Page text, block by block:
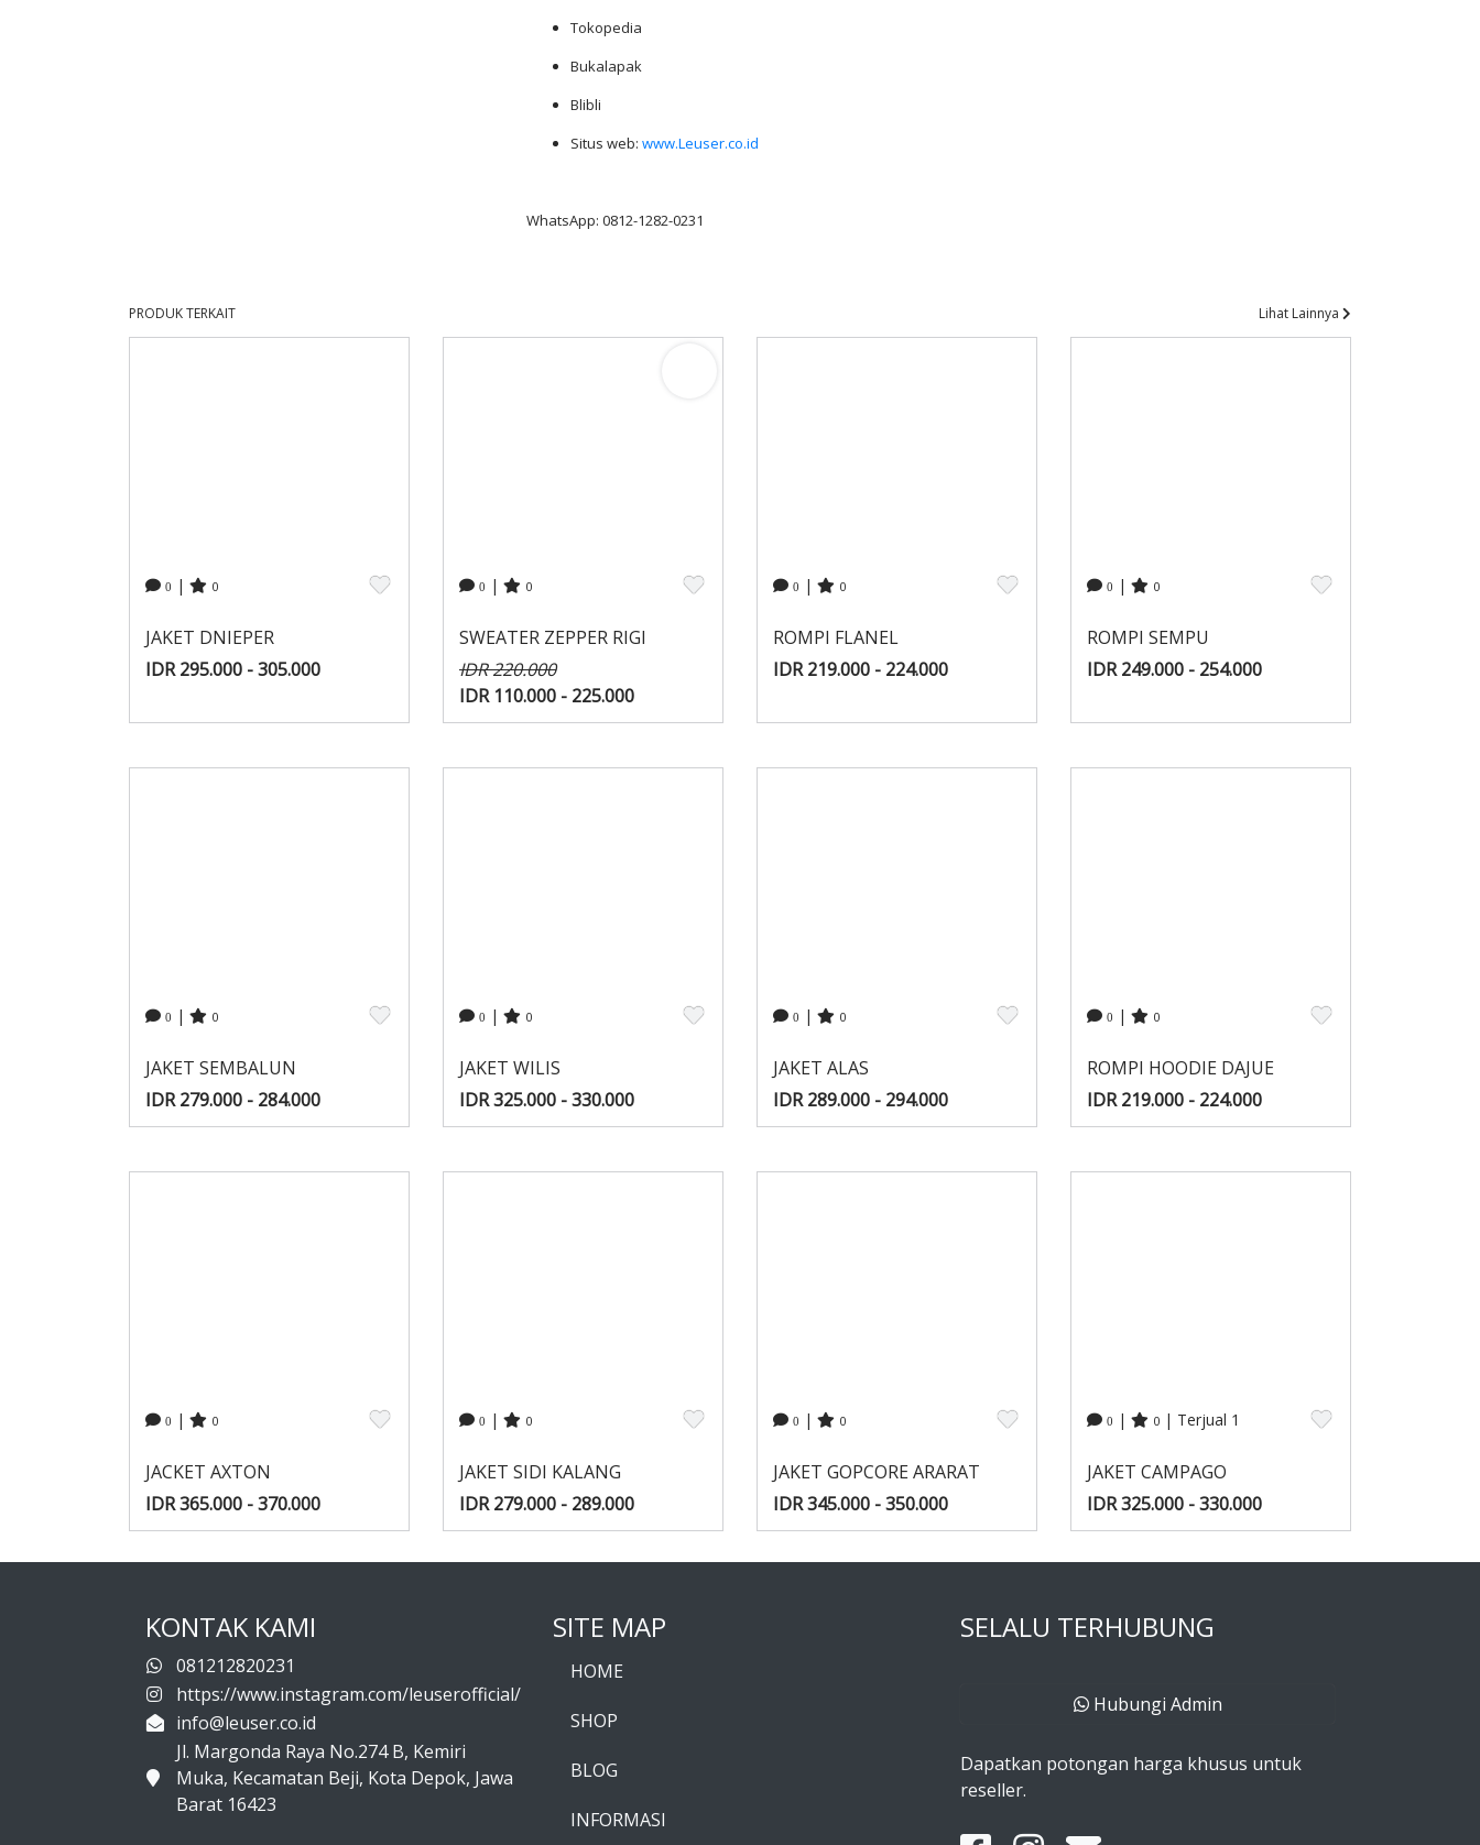
Tokopedia
Bukalapak
Blibli
Situs web: www.Leuser.co.id
WhatsApp: 0812-1282-0231
PRODUK TERKAIT Lihat Lainnya
0 | 0
JAKET DNIEPER
IDR 295.000 - 305.000
0 | 0
SWEATER ZEPPER RIGI
IDR 220.000
IDR 110.000 - 225.000
0 | 0
ROMPI FLANEL
IDR 219.000 - 224.000
0 | 0
ROMPI SEMPU
IDR 249.000 - 254.000
0 | 0
JAKET SEMBALUN
IDR 279.000 - 284.000
0 | 0
JAKET WILIS
IDR 325.000 - 330.000
0 | 0
JAKET ALAS
IDR 289.000 - 294.000
0 | 0
ROMPI HOODIE DAJUE
IDR 219.000 - 224.000
0 | 0
JACKET AXTON
IDR 365.000 - 370.000
0 | 0
JAKET SIDI KALANG
IDR 279.000 - 289.000
0 | 0
JAKET GOPCORE ARARAT
IDR 345.000 - 350.000
0 | 0 | Terjual 1
JAKET CAMPAGO
IDR 325.000 - 330.000
KONTAK KAMI
081212820231
https://www.instagram.com/leuserofficial/
info@leuser.co.id
Jl. Margonda Raya No.274 B, Kemiri
Muka, Kecamatan Beji, Kota Depok, Jawa
Barat 16423
SITE MAP
HOME
SHOP
BLOG
INFORMASI
SELALU TERHUBUNG
Hubungi Admin
Dapatkan potongan harga khusus untuk
reseller.